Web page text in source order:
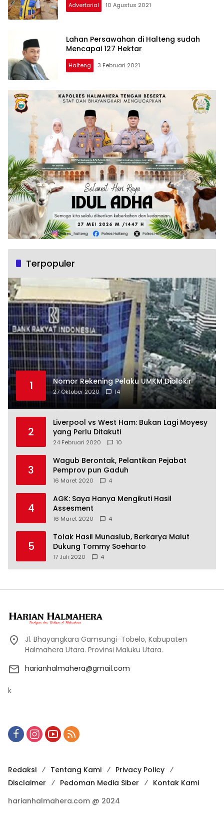
Advertorial 10 Agustus 2021
Lahan Persawahan di Halteng sudah
Mencapai 127 Hektar
Halteng 3 Februari 2021
Terpopuler
1 Nomor Rekening Pelaku UMKM Diblokir
27 Oktober 2020 14
2
Liverpool vs West Ham: Bukan Lagi Moyesy
yang Perlu Ditakuti
24 Februari 2020 10
3
Wagub Berontak, Pelantikan Pejabat
Pemprov pun Gaduh
16 Maret 2020 4
4
AGK: Saya Hanya Mengikuti Hasil
Assesment
16 Maret 2020 4
5
Tolak Hasil Munaslub, Berkarya Malut
Dukung Tommy Soeharto
17 Juli 2020 4
Jl. Bhayangkara Gamsungi-Tobelo, Kabupaten
Halmahera Utara. Provinsi Maluku Utara.
harianhalmahera@gmail.com
k
Redaksi Tentang Kami
Privacy Policy
Disclaimer
Pedoman Media Siber
Kontak Kami
harianhalmahera.com @ 2024